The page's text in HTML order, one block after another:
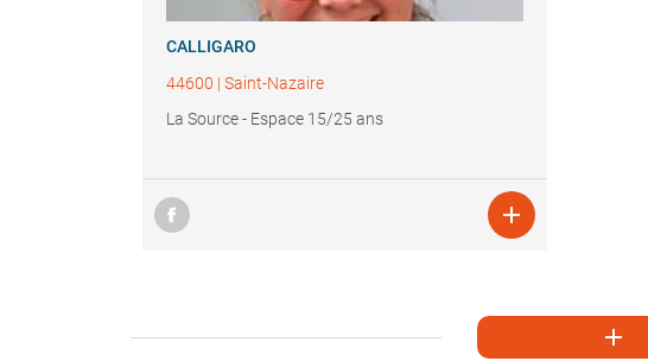
CALLIGARO
44600 | Saint-Nazaire
La Source - Espace 15/25 ans

